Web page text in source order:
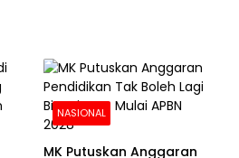
NASIONAL
MK Putuskan Anggaran